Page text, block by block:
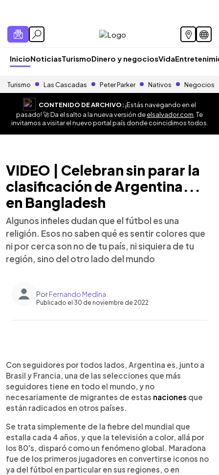
InicioNoticiasTurismoDinero y negociosVida
Turismo Las Cascadas Peter Parker Nativos Negocios
CONTENIDO DE ARCHIVO:¡Estás navegando en el
pasado! 🚀 Da el salto a la nueva versión deelsalvador.com . Te
invitamos a visitar el nuevo portal país donde coincidimos todos.
VIDEO | Celebran sin parar la
clasificación de Argentina...
en Bangladesh
Algunos infieles dudan que el fútbol es una
religión. Esos no saben qué es sentir colores que
ni por cerca son no de tu país, ni siquiera de tu
región, sino del otro lado del mundo
PorFernando Medina
Publicado el 30 de noviembre de 2022
Escuchar artículo
Con seguidores por todos lados, Argentina es, junto a
Brasil y Francia, una de las selecciones que más
seguidores tiene en todo el mundo, y no
necesariamente de migrantes de estas naciones que
están radicados en otros países.
Se trata simplemente de la fiebre del mundial que
estalla cada 4 años, y que la televisión a color, allá por
los 80's, disparó como un fenómeno global. Maradona
fue de los primeros jugadores en convertirse iconos no
ya del fútbol en particular en sus regiones, o en